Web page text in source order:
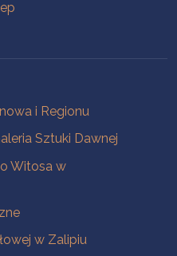
i Regionu
Sztuki Dawnej
Witosa w
w Zalipiu